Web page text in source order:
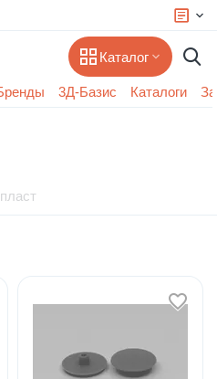
Каталог
3Д-Базис Каталоги